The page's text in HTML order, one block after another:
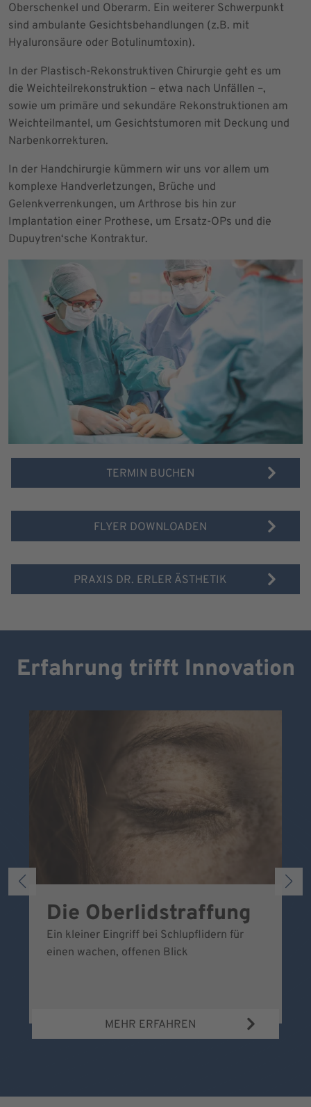
Oberschenkel und Oberarm. Ein weiterer Schwerpunkt
sind ambulante Gesichtsbehandlungen (z.B. mit
Hyaluronsäure oder Botulinumtoxin).
In der Plastisch-Rekonstruktiven Chirurgie geht es um
die Weichteilrekonstruktion – etwa nach Unfällen –,
sowie um primäre und sekundäre Rekonstruktionen am
Weichteilmantel, um Gesichtstumoren mit Deckung und
Narbenkorrekturen.
In der Handchirurgie kümmern wir uns vor allem um
komplexe Handverletzungen, Brüche und
Gelenkverrenkungen, um Arthrose bis hin zur
Implantation einer Prothese, um Ersatz-OPs und die
Dupuytren‘sche Kontraktur.
TERMIN BUCHEN
FLYER DOWNLOADEN
PRAXIS DR. ERLER ÄSTHETIK
Erfahrung trifft Innovation
Die Oberlidstraffung
Ein kleiner Eingriff bei Schlupflidern für
einen wachen, offenen Blick
MEHR ERFAHREN